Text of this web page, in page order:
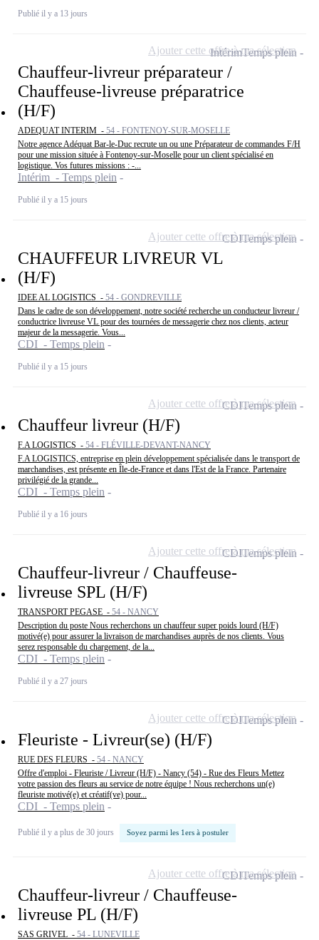
Publié il y a 13 jours
Chauffeur-livreur préparateur /
Chauffeuse-livreuse préparatrice
(H/F)
ADEQUAT INTERIM - 54 - FONTENOY-SUR-MOSELLE
Notre agence Adéquat Bar-le-Duc recrute un ou une Préparateur de commandes F/H
pour une mission située à Fontenoy-sur-Moselle pour un client spécialisé en
logistique. Vos futures missions : -...
Intérim - Temps plein
Publié il y a 15 jours
IntérimTemps plein
Ajouter cette offre à ma sélection
CHAUFFEUR LIVREUR VL
(H/F)
IDEE AL LOGISTICS - 54 - GONDREVILLE
Dans le cadre de son développement, notre société recherche un conducteur livreur /
conductrice livreuse VL pour des tournées de messagerie chez nos clients, acteur
majeur de la messagerie. Vous...
CDI - Temps plein
Publié il y a 15 jours
CDITemps plein
Ajouter cette offre à ma sélection
Chauffeur livreur (H/F)
F.A LOGISTICS - 54 - FLÉVILLE-DEVANT-NANCY
F.A LOGISTICS, entreprise en plein développement spécialisée dans le transport de
marchandises, est présente en Île-de-France et dans l'Est de la France. Partenaire
privilégié de la grande...
CDI - Temps plein
Publié il y a 16 jours
CDITemps plein
Ajouter cette offre à ma sélection
Chauffeur-livreur / Chauffeuse-
livreuse SPL (H/F)
TRANSPORT PEGASE - 54 - NANCY
Description du poste Nous recherchons un chauffeur super poids lourd (H/F)
motivé(e) pour assurer la livraison de marchandises auprès de nos clients. Vous
serez responsable du chargement, de la...
CDI - Temps plein
Publié il y a 27 jours
CDITemps plein
Ajouter cette offre à ma sélection
Fleuriste - Livreur(se) (H/F)
RUE DES FLEURS - 54 - NANCY
Offre d'emploi - Fleuriste / Livreur (H/F) - Nancy (54) - Rue des Fleurs Mettez
votre passion des fleurs au service de notre équipe ! Nous recherchons un(e)
fleuriste motivé(e) et créatif(ve) pour...
CDI - Temps plein
Publié il y a plus de 30 jours Soyez parmi les 1ers à postuler
CDITemps plein
Ajouter cette offre à ma sélection
Chauffeur-livreur / Chauffeuse-
livreuse PL (H/F)
SAS GRIVEL - 54 - LUNEVILLE
CDITemps plein
Ajouter cette offre à ma sélection